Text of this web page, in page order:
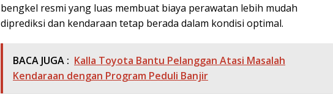
bengkel resmi yang luas membuat biaya perawatan lebih mudah
diprediksi dan kendaraan tetap berada dalam kondisi optimal.
BACA JUGA : Kalla Toyota Bantu Pelanggan Atasi Masalah
Kendaraan dengan Program Peduli Banjir